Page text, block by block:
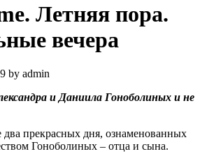
Летняя пора.
вечера
by admin
и Даниила Гоноболиных и не
два прекрасных дня, ознаменованных
Гоноболиных – отца и сына.